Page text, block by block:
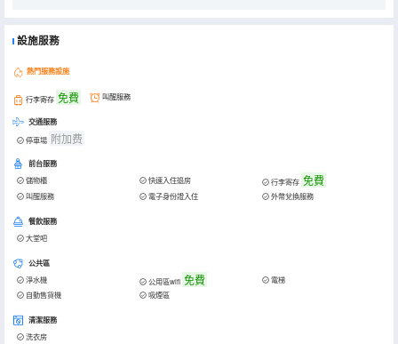
設施服務
熱門服務設施
行李寄存 免費 叫醒服務
交通服務
停車場 附加费
前台服務
儲物櫃 快速入住退房 行李寄存 免費
叫醒服務 電子身份證入住 外幣兌換服務
餐飲服務
大堂吧
公共區
淨水機 公用區wifi 免費
電梯
自動售貨機
吸煙區
清潔服務
洗衣房